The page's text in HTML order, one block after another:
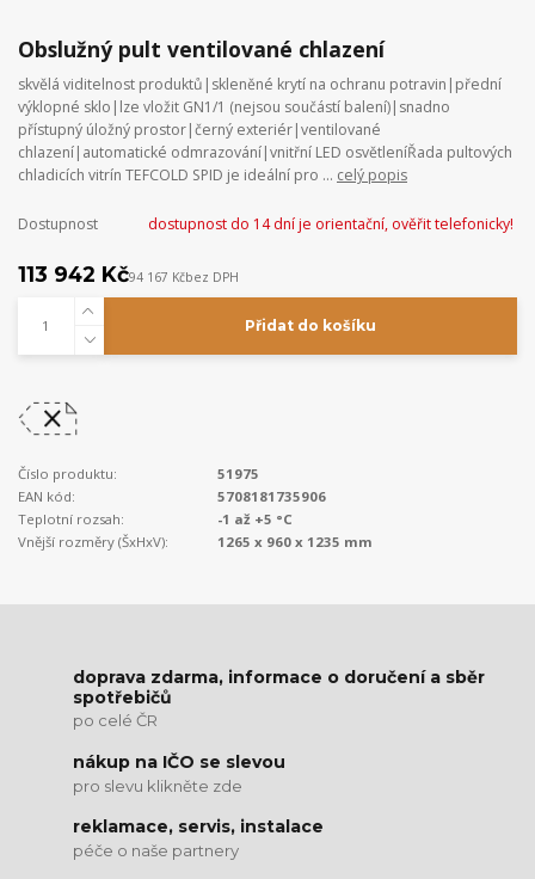
Obslužný pult ventilované chlazení
skvělá viditelnost produktů|skleněné krytí na ochranu potravin|přední
výklopné sklo|lze vložit GN1/1 (nejsou součástí balení)|snadno
přístupný úložný prostor|černý exteriér|ventilované
chlazení|automatické odmrazování|vnitřní LED osvětleníŘada pultových
chladicích vitrín TEFCOLD SPID je ideální pro ... celý popis
Dostupnost dostupnost do 14 dní je orientační, ověřit telefonicky!
113 942 Kč94 167 Kčbez DPH
Přidat do košíku
Číslo produktu:
51975
EAN kód:
5708181735906
Teplotní rozsah:
-1 až +5 °C
Vnější rozměry (ŠxHxV):
1265 x 960 x 1235 mm
doprava zdarma, informace o doručení a sběr
spotřebičů
po celé ČR
nákup na IČO se slevou
pro slevu klikněte zde
reklamace, servis, instalace
péče o naše partnery